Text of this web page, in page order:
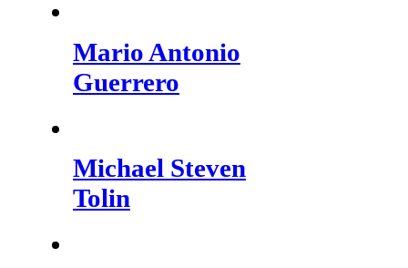
Mario Antonio
Guerrero
Michael Steven
Tolin